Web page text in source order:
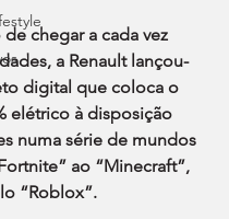
NaN de 5 estrelas.
chegar a cada vez
a Renault lançou-
digital que coloca o
elétrico à disposição
numa série de mundos
ao “Minecraft”,
“Roblox”.